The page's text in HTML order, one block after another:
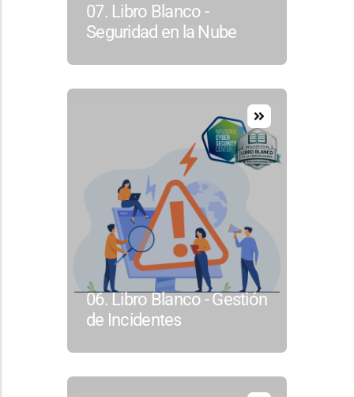
07. Libro Blanco -
Seguridad en la Nube
06. Libro Blanco - Gestión
de Incidentes